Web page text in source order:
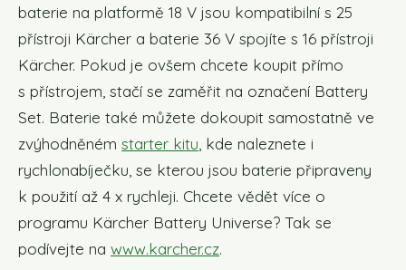
baterie na platformě 18 V jsou kompatibilní s 25
přístroji Kärcher a baterie 36 V spojíte s 16 přístroji
Kärcher. Pokud je ovšem chcete koupit přímo
s přístrojem, stačí se zaměřit na označení Battery
Set. Baterie také můžete dokoupit samostatně ve
zvýhodněném starter kitu , kde naleznete i
rychlonabíječku, se kterou jsou baterie připraveny
k použití až 4 x rychleji. Chcete vědět více o
programu Kärcher Battery Universe? Tak se
podívejte na www.karcher.cz.